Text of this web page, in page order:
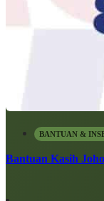
BANTUAN &
Bantuan Kasih